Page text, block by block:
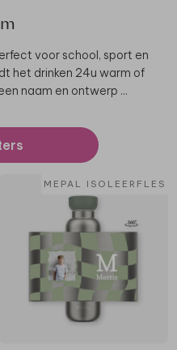
voor school, sport en
het drinken 24u warm of
naam en ontwerp ...
MEPAL ISOLEERFLES